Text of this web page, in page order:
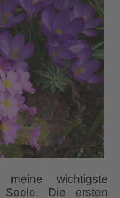
wichtigste
Seele. Die ersten